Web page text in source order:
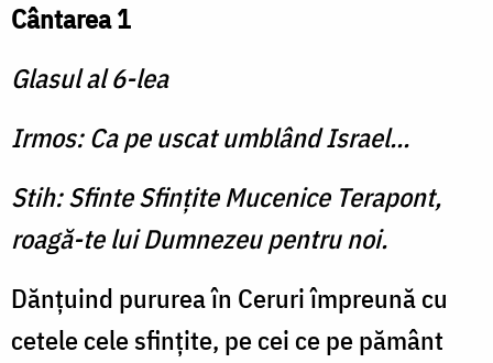
Cântarea 1
Glasul al 6-lea
Irmos: Ca pe uscat umblând Israel...
Stih: Sfinte Sfinţite Mucenice Terapont,
roagă-te lui Dumnezeu pentru noi.
Dănţuind pururea în Ceruri împreună cu
cetele cele sfinţite, pe cei ce pe pământ